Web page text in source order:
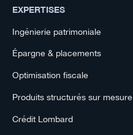
EXPERTISES
Ingénierie patrimoniale
Épargne & placements
Optimisation fiscale
Produits structurés sur mesure
Crédit Lombard